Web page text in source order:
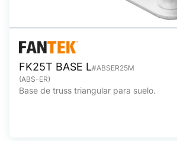
FK25T BASE L#ABSER25M
(ABS-ER)
Base de truss triangular para suelo.